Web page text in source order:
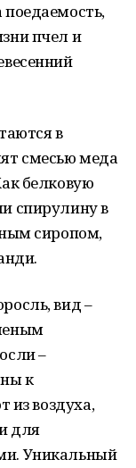
пчел и
в
смесью меда
белковую
спирулину в
сиропом,
вид –
–
к
из воздуха,
для
Уникальный